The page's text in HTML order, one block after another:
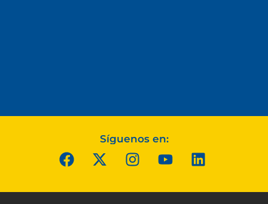
Síguenos en: